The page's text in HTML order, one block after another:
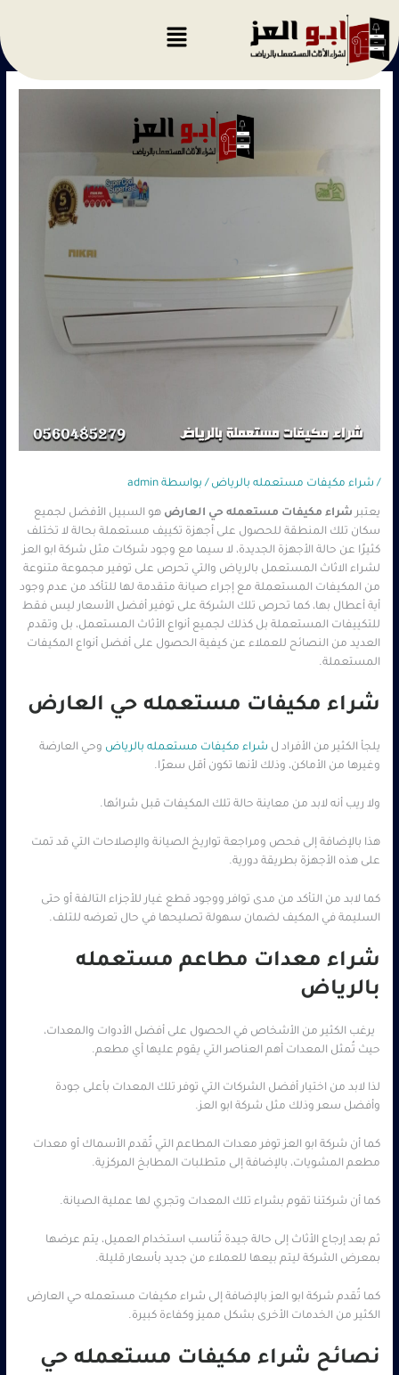
المحتوى
/ شراء مكيفات مستعمله بالرياض / بواسطة admin
يعتبر شراء مكيفات مستعمله حي العارضهو السبيل الأفضل لجميع
سكان تلك المنطقة للحصول على أجهزة تكييف مستعملة بحالة لا تختلف
كثيرًا عن حالة الأجهزة الجديدة، لا سيما مع وجود شركات مثل شركة ابو العز
لشراء الاثاث المستعمل بالرياض والتي تحرص على توفير مجموعة متنوعة
من المكيفات المستعملة مع إجراء صيانة متقدمة لها للتأكد من عدم وجود
أية أعطال بها، كما تحرص تلك الشركة على توفير أفضل الأسعار ليس فقط
للتكييفات المستعملة بل كذلك لجميع أنواع الأثاث المستعمل، بل وتقدم
العديد من النصائح للعملاء عن كيفية الحصول على أفضل أنواع المكيفات
المستعملة.
شراء مكيفات مستعمله حي العارض
يلجأ الكثير من الأفراد ل شراء مكيفات مستعمله بالرياض وحي العارضة
وغيرها من الأماكن، وذلك لأنها تكون أقل سعرًا.
ولا ريب أنه لابد من معاينة حالة تلك المكيفات قبل شرائها.
هذا بالإضافة إلى فحص ومراجعة تواريخ الصيانة والإصلاحات التي قد تمت
على هذه الأجهزة بطريقة دورية.
كما لابد من التأكد من مدى توافر ووجود قطع غيار للأجزاء التالفة أو حتى
السليمة في المكيف لضمان سهولة تصليحها في حال تعرضه للتلف.
شراء معدات مطاعم مستعمله
بالرياض
يرغب الكثير من الأشخاص في الحصول على أفضل الأدوات والمعدات،
حيث تُمثل المعدات أهم العناصر التي يقوم عليها أي مطعم.
لذا لابد من اختيار أفضل الشركات التي توفر تلك المعدات بأعلى جودة
وأفضل سعر وذلك مثل شركة ابو العز.
كما أن شركة ابو العز توفر معدات المطاعم التي تُقدم الأسماك أو معدات
مطعم المشويات، بالإضافة إلى متطلبات المطابخ المركزية.
كما أن شركتنا تقوم بشراء تلك المعدات وتجري لها عملية الصيانة.
ثم بعد إرجاع الأثاث إلى حالة جيدة تُناسب استخدام العميل، يتم عرضها
بمعرض الشركة ليتم بيعها للعملاء من جديد بأسعار قليلة.
كما تُقدم شركة ابو العز بالإضافة إلى شراء مكيفات مستعمله حي العارض
الكثير من الخدمات الأخرى بشكل مميز وكفاءة كبيرة.
نصائح شراء مكيفات مستعمله حي